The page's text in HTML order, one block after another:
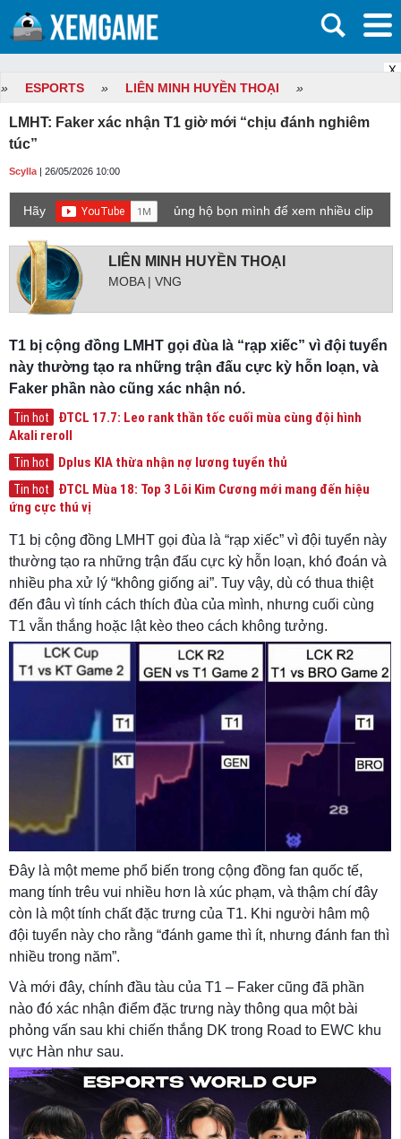
X
» ESPORTS » LIÊN MINH HUYỀN THOẠI »
LMHT: Faker xác nhận T1 giờ mới “chịu đánh nghiêm
túc”
Scylla | 26/05/2026 10:00
Hãy
ủng hộ bọn mình để xem nhiều clip
LIÊN MINH HUYỀN THOẠI
MOBA | VNG
T1 bị cộng đồng LMHT gọi đùa là “rạp xiếc” vì đội tuyển
này thường tạo ra những trận đấu cực kỳ hỗn loạn, và
Faker phần nào cũng xác nhận nó.
Tin hot
ĐTCL 17.7: Leo rank thần tốc cuối mùa cùng đội hình
Akali reroll
Tin hot Dplus KIA thừa nhận nợ lương tuyển thủ
Tin hot
ĐTCL Mùa 18: Top 3 Lõi Kim Cương mới mang đến hiệu
ứng cực thú vị
T1 bị cộng đồng LMHT gọi đùa là “rạp xiếc” vì đội tuyển này
thường tạo ra những trận đấu cực kỳ hỗn loạn, khó đoán và
nhiều pha xử lý “không giống ai”. Tuy vậy, dù có thua thiệt
đến đâu vì tính cách thích đùa của mình, nhưng cuối cùng
T1 vẫn thắng hoặc lật kèo theo cách không tưởng.
Đây là một meme phổ biến trong cộng đồng fan quốc tế,
mang tính trêu vui nhiều hơn là xúc phạm, và thậm chí đây
còn là một tính chất đặc trưng của T1. Khi người hâm mộ
đội tuyển này cho rằng “đánh game thì ít, nhưng đánh fan thì
nhiều trong năm”.
Và mới đây, chính đầu tàu của T1 – Faker cũng đã phần
nào đó xác nhận điểm đặc trưng này thông qua một bài
phỏng vấn sau khi chiến thắng DK trong Road to EWC khu
vực Hàn như sau.